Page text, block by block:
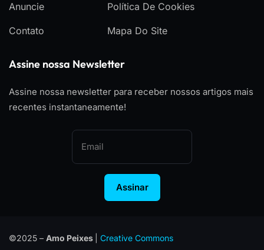
Anuncie
Contato
Política De Cookies
Mapa Do Site
Assine nossa Newsletter
Assine nossa newsletter para receber nossos artigos mais
recentes instantaneamente!
Assinar
©2025 – Amo Peixes
Creative Commons